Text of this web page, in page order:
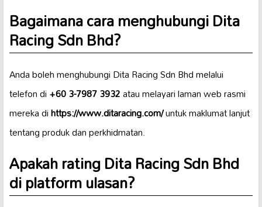
Bagaimana cara menghubungi Dita
Racing Sdn Bhd?
Anda boleh menghubungi Dita Racing Sdn Bhd melalui
telefon di+60 3-7987 3932atau melayari laman web rasmi
mereka dihttps://www.ditaracing.com/untuk maklumat lanjut
tentang produk dan perkhidmatan.
Apakah rating Dita Racing Sdn Bhd
di platform ulasan?